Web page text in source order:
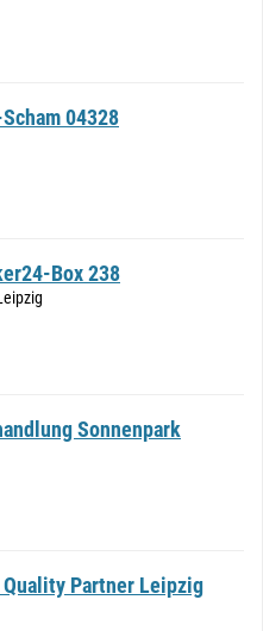
04328
Box 238
Sonnenpark
Quality Partner Leipzig